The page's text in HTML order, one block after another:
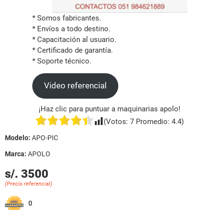
* Somos fabricantes.
* Envíos a todo destino.
* Capacitación al usuario.
* Certificado de garantía.
* Soporte técnico.
Video referencial
¡Haz clic para puntuar a maquinarias apolo!
(Votos: 7 Promedio: 4.4)
Modelo: APO-PIC
Marca: APOLO
s/. 3500
(Precio referencial)
0